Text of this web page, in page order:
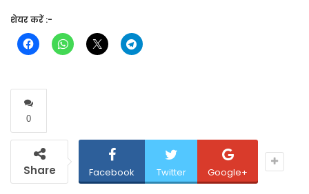
शेयर करें :-
0
Share Facebook Twitter Google+